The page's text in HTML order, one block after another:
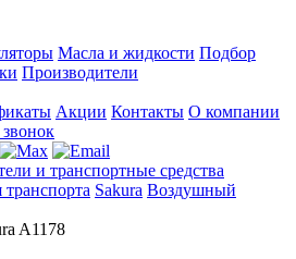
Масла и жидкости Подбор
Производители
Акции Контакты О компании
звонок
и транспортные средства
Sakura Воздушный
A1178